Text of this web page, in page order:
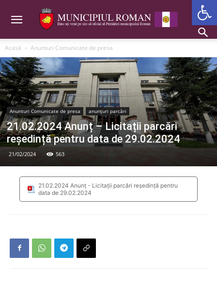
Acasă Anunturi Comunicate de presa
Anunturi Comunicate de presa anunțuri parcări
21.02.2024 Anunț – Licitații parcări
reședință pentru data de 29.02.2024
21/02/2024 563
21.02.2024 Anunț - Licitații parcări reședință pentru
data de 29.02.2024